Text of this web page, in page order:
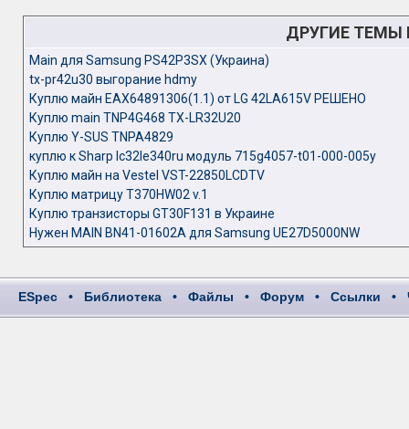
ДРУГИЕ ТЕМЫ
Main для Samsung PS42P3SX (Украина)
tx-pr42u30 выгорание hdmy
Куплю майн EAX64891306(1.1) от LG 42LA615V РЕШЕНО
Куплю main TNP4G468 TX-LR32U20
Куплю Y-SUS TNPA4829
куплю к Sharp lc32le340ru модуль 715g4057-t01-000-005y
Куплю майн на Vestel VST-22850LCDTV
Куплю матрицу T370HW02 v.1
Куплю транзисторы GT30F131 в Украине
Нужен MAIN BN41-01602A для Samsung UE27D5000NW
ESpec • Библиотека • Файлы • Форум • Ссылки •